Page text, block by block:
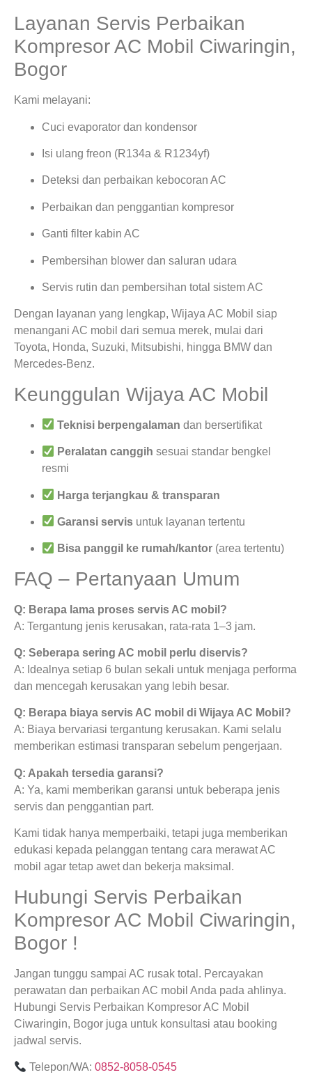
Layanan Servis Perbaikan
Kompresor AC Mobil Ciwaringin,
Bogor
Kami melayani:
Cuci evaporator dan kondensor
Isi ulang freon (R134a & R1234yf)
Deteksi dan perbaikan kebocoran AC
Perbaikan dan penggantian kompresor
Ganti filter kabin AC
Pembersihan blower dan saluran udara
Servis rutin dan pembersihan total sistem AC
Dengan layanan yang lengkap, Wijaya AC Mobil siap
menangani AC mobil dari semua merek, mulai dari
Toyota, Honda, Suzuki, Mitsubishi, hingga BMW dan
Mercedes-Benz.
Keunggulan Wijaya AC Mobil
Teknisi berpengalaman dan bersertifikat
Peralatan canggih sesuai standar bengkel
resmi
Harga terjangkau & transparan
Garansi servis untuk layanan tertentu
Bisa panggil ke rumah/kantor (area tertentu)
FAQ – Pertanyaan Umum
Q: Berapa lama proses servis AC mobil?
A: Tergantung jenis kerusakan, rata-rata 1–3 jam.
Q: Seberapa sering AC mobil perlu diservis?
A: Idealnya setiap 6 bulan sekali untuk menjaga performa
dan mencegah kerusakan yang lebih besar.
Q: Berapa biaya servis AC mobil di Wijaya AC Mobil?
A: Biaya bervariasi tergantung kerusakan. Kami selalu
memberikan estimasi transparan sebelum pengerjaan.
Q: Apakah tersedia garansi?
A: Ya, kami memberikan garansi untuk beberapa jenis
servis dan penggantian part.
Kami tidak hanya memperbaiki, tetapi juga memberikan
edukasi kepada pelanggan tentang cara merawat AC
mobil agar tetap awet dan bekerja maksimal.
Hubungi Servis Perbaikan
Kompresor AC Mobil Ciwaringin,
Bogor !
Jangan tunggu sampai AC rusak total. Percayakan
perawatan dan perbaikan AC mobil Anda pada ahlinya.
Hubungi Servis Perbaikan Kompresor AC Mobil
Ciwaringin, Bogor juga untuk konsultasi atau booking
jadwal servis.
Telepon/WA:0852-8058-0545